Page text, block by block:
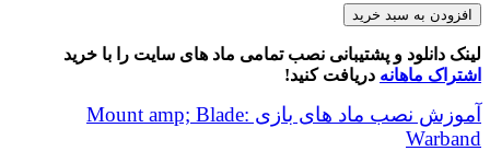
Ottoman
Scenario
V2.51
عدد
افزودن به سبد خرید
لینک دانلود و پشتیبانی نصب تمامی ماد های سایت را با خرید
اشتراک ماهانه دریافت کنید!
آموزش نصب ماد های بازی Mount amp; Blade:
Warband